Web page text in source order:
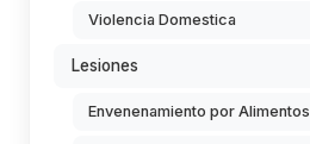
Violencia Domestica
Lesiones
Envenenamiento por Alimentos